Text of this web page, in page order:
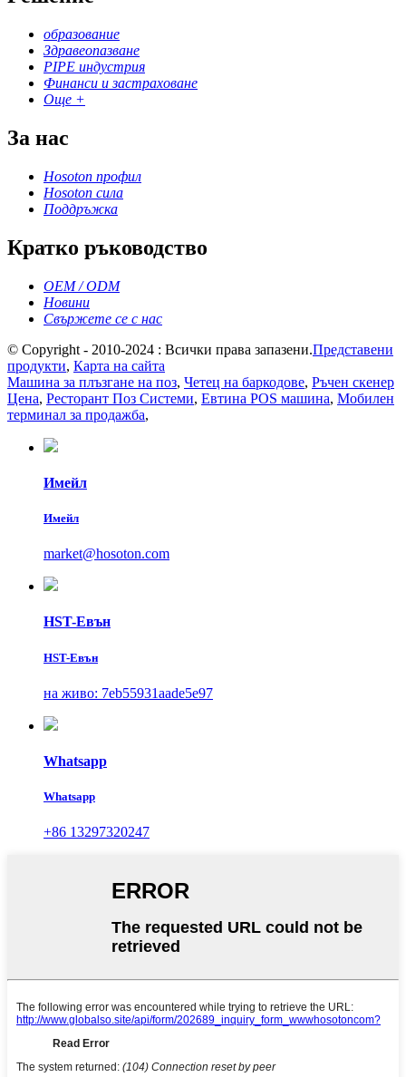
образование
Здравеопазване
PIPE индустрия
Финанси и застраховане
Още +
За нас
Hosoton профил
Hosoton сила
Поддръжка
Кратко ръководство
OEM / ODM
Новини
Свържете се с нас
© Copyright - 2010-2024 : Всички права запазени.Представени
продукти, Карта на сайта
Машина за плъзгане на поз, Четец на баркодове, Ръчен скенер
Цена, Ресторант Поз Системи, Евтина POS машина, Мобилен
терминал за продажба,
Имейл
Имейл
market@hosoton.com
HST-Евън
HST-Евън
на живо: 7eb55931aade5e97
Whatsapp
Whatsapp
+86 13297320247